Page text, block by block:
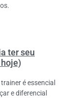
ter seu
é essencial
e diferencial